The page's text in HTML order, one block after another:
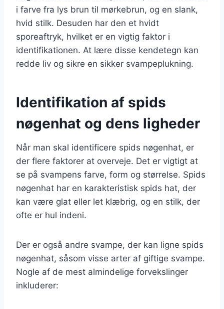
i farve fra lys brun til mørkebrun, og en slank,
hvid stilk. Desuden har den et hvidt
sporeaftryk, hvilket er en vigtig faktor i
identifikationen. At lære disse kendetegn kan
redde liv og sikre en sikker svampeplukning.
Identifikation af spids
nøgenhat og dens ligheder
Når man skal identificere spids nøgenhat, er
der flere faktorer at overveje. Det er vigtigt at
se på svampens farve, form og størrelse. Spids
nøgenhat har en karakteristisk spids hat, der
kan være glat eller let klæbrig, og en stilk, der
ofte er hul indeni.
Der er også andre svampe, der kan ligne spids
nøgenhat, såsom visse arter af giftige svampe.
Nogle af de mest almindelige forvekslinger
inkluderer: